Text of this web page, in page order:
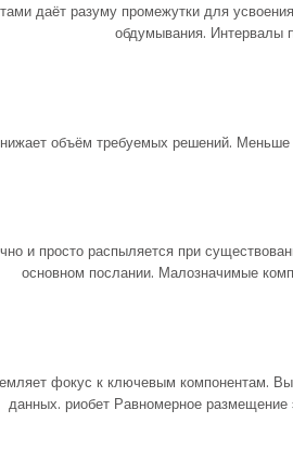
даёт разуму промежутки для
обдумывания. Интервалы
объём требуемых решений.
и просто распыляется при
основном послании. Малозначимые
фокус к ключевым компонентам.
данных. риобет Равномерное